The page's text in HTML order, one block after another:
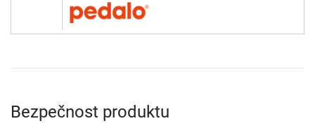
Bezpečnost produktu